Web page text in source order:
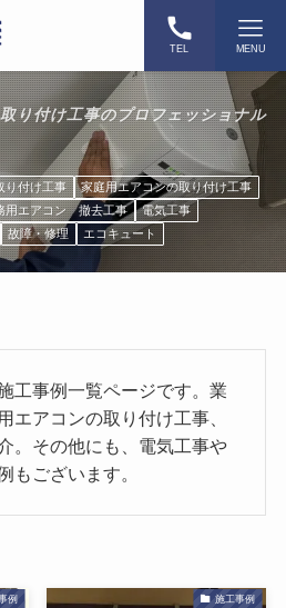
TEL MENU
り付け工事のプロフェッショナル
り付け工事
家庭用エアコンの取り付け工事
用エアコン 撤去工事
電気工事
故障・修理 エコキュート
工事例一覧ページです。業
エアコンの取り付け工事、
。その他にも、電気工事や
もございます。
例 施工事例